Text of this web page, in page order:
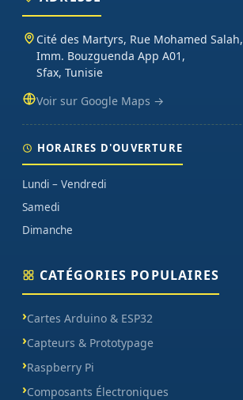
sur chaque commande.
Cité des Martyrs, Rue Mohamed Salah,
Imm. Bouzguenda App A01,
Sfax, Tunisie
Voir sur Google Maps →
HORAIRES D'OUVERTURE
Lundi – Vendredi
Samedi
Dimanche
CATÉGORIES POPULAIRES
Cartes Arduino & ESP32
Capteurs & Prototypage
Raspberry Pi
Composants Électroniques